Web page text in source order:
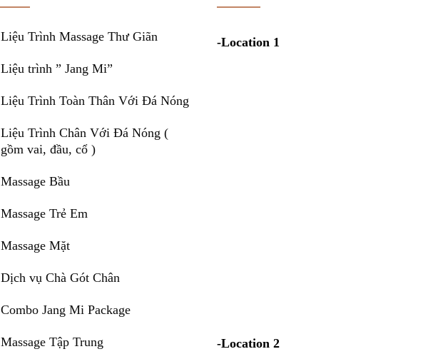
Liệu Trình Massage Thư Giãn
Liệu trình ” Jang Mi”
Liệu Trình Toàn Thân Với Đá Nóng
Liệu Trình Chân Với Đá Nóng (
gồm vai, đầu, cổ )
Massage Bầu
Massage Trẻ Em
Massage Mặt
Dịch vụ Chà Gót Chân
Combo Jang Mi Package
Massage Tập Trung
-Location 1
-Location 2